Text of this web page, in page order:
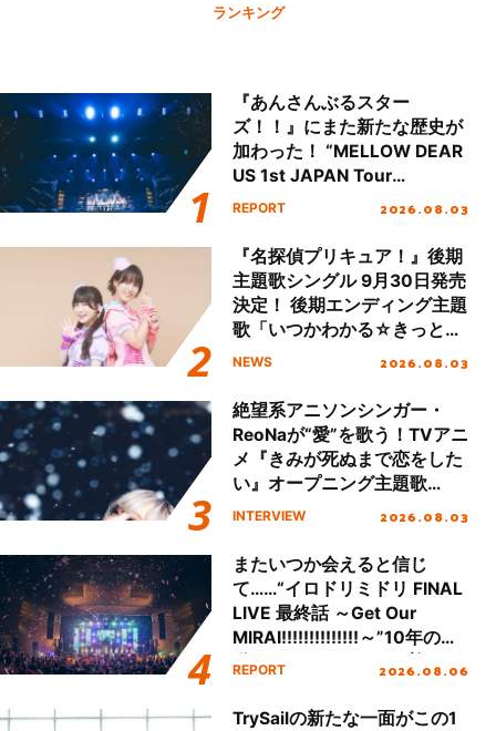
ランキング
『あんさんぶるスター
ズ！！』にまた新たな歴史が
加わった！ “MELLOW DEAR
US 1st JAPAN Tour
Final「NICE to meet YOU
ート!!
REPORT 2026.08.03
『名探偵プリキュア！』後期
主題歌シングル 9月30日発売
決定！ 後期エンディング主題
歌「いつかわかる☆きっとあ
える」TVサイズ先行配信開
NEWS 2026.08.03
絶望系アニソンシンガー・
ReoNaが“愛”を歌う！TVアニ
メ『きみが死ぬまで恋をした
い』オープニング主題歌
「Amore」インタビュー
INTERVIEW 2026.08.03
またいつか会えると信じ
て……“イロドリミドリ FINAL
LIVE 最終話 ～Get Our
MIRAI!!!!!!!!!!!!!!～”10年の活
動を経てファイナルを迎える
REPORT 2026.08.06
TrySailの新たな一面がこの1